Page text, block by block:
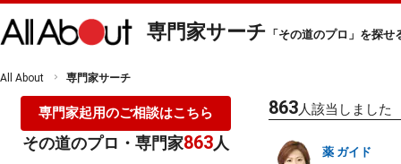
専門家サーチ 「その道のプロ」を探せ
All About 専門家サーチ
専門家起用のご相談はこちら
その道のプロ・専門家863人
863人該当しました
薬 ガイド